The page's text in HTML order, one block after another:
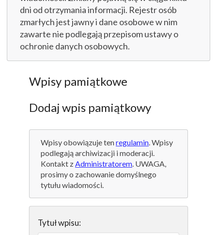
dni od otrzymania informacji. Rejestr osób
zmarłych jest jawny i dane osobowe w nim
zawarte nie podlegają przepisom ustawy o
ochronie danych osobowych.
Wpisy pamiątkowe
Dodaj wpis pamiątkowy
Wpisy obowiązuje tenregulamin. Wpisy
podlegają archiwizacji i moderacji.
Kontakt zAdministratorem. UWAGA,
prosimy o zachowanie domyślnego
tytułu wiadomości.
Tytuł wpisu: